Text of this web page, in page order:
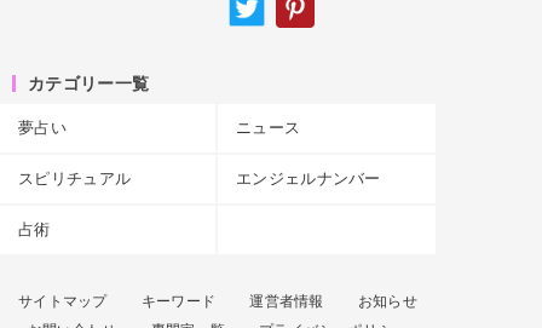
カテゴリー一覧
夢占い ニュース
スピリチュアル エンジェルナンバー
占術
サイトマップ キーワード 運営者情報
お知らせ